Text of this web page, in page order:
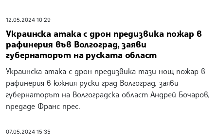
12.05.2024 10:29
Украинска атака с дрон предизвика пожар в
рафинерия във Волгоград, заяви
губернаторът на руската област
Украинска атака с дрон предизвика тази нощ пожар в
рафинерия в южния руски град Волгоград, заяви
губернаторът на Волгоградска област Андрей Бочаров,
предаде Франс прес.
07.05.2024 15:35